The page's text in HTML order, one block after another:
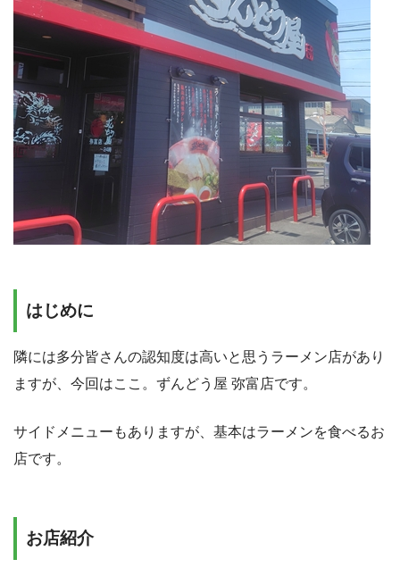
はじめに
隣には多分皆さんの認知度は高いと思うラーメン店があり
ますが、今回はここ。ずんどう屋 弥富店です。
サイドメニューもありますが、基本はラーメンを食べるお
店です。
お店紹介